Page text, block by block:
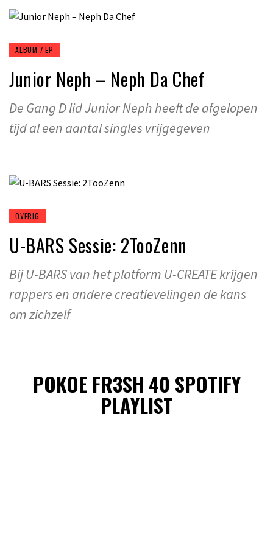
ALBUM / EP
Junior Neph – Neph Da Chef
De Gang D lid Junior Neph heeft de afgelopen
tijd al een aantal singles vrijgegeven
OVERIG
U-BARS Sessie: 2TooZenn
Bij U-BARS van het platform U-CREATE krijgen
rappers en andere creatievelingen de kans
om zichzelf
POKOE FR3SH 40 SPOTIFY
PLAYLIST